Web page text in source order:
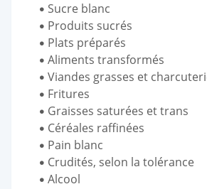
Sucre blanc
Produits sucrés
Plats préparés
Aliments transformés
Viandes grasses et
Fritures
Graisses saturées et trans
Céréales raffinées
Pain blanc
Crudités, selon la tolérance
Alcool